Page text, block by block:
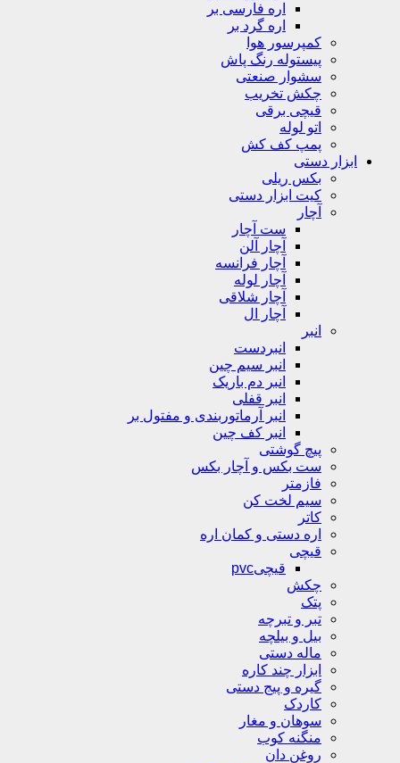
اره فارسی بر
اره گرد بر
کمپرسور هوا
پیستوله رنگ پاش
سشوار صنعتی
چکش تخریب
قیچی برقی
اتو لوله
پمپ کف کش
ابزار دستی
بکس ریلی
کیت ابزار دستی
آچار
ست آچار
آچار آلن
آچار فرانسه
آچار لوله
آچار شلاقی
آچار ال
انبر
انبردست
انبر سیم چین
انبر دم باریک
انبر قفلی
انبر آرماتوربندی و مفتول بر
انبر کف چین
پیچ گوشتی
ست بکس و آچار بکس
فازمتر
سیم لخت کن
کاتر
اره دستی و کمان اره
قیچی
قیچیpvc
چکش
پتک
تبر و تبرچه
بیل و بیلچه
ماله دستی
ابزار چند کاره
گیره و پیج دستی
کاردک
سوهان و مغار
منگنه کوب
روغن دان